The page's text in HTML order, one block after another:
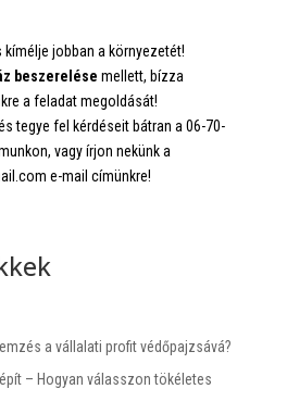
jobban a környezetét!
beszerelése mellett, bízza
a feladat megoldását!
tegye fel kérdéseit bátran a 06-70-
vagy írjon nekünk a
e-mail címünkre!
a vállalati profit védőpajzsává?
– Hogyan válasszon tökéletes